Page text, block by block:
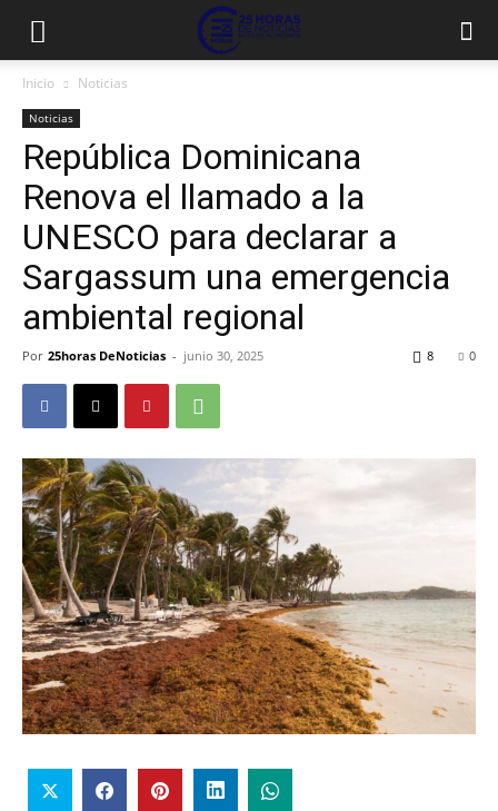
Inicio Noticias
Noticias
República Dominicana
Renova el llamado a la
UNESCO para declarar a
Sargassum una emergencia
ambiental regional
Por 25horas DeNoticias - junio 30, 2025 0
8